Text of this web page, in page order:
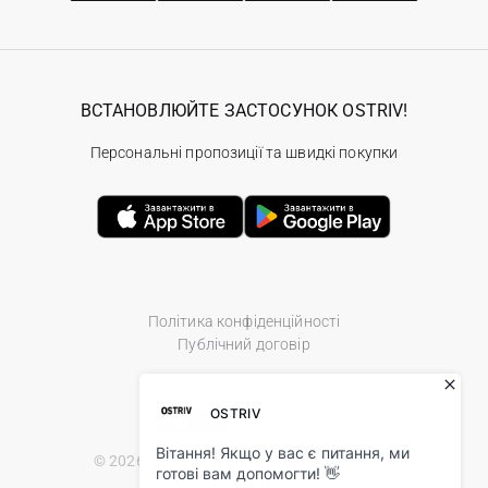
Політика конфіденційності
Публічний договір
© 2026 Ostriv.ua Store. All Rights Reserved.
ВСТАНОВЛЮЙТЕ ЗАСТОСУНОК OSTRIV!
Персональні пропозиції та швидкі покупки